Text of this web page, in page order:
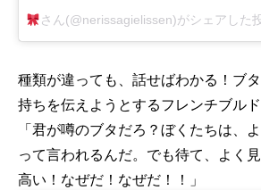
さん(@nerissagielissen)がシェアした
種類が違っても、話せばわかる！ブ
持ちを伝えようとするフレンチブルド
「君が噂のブタだろ？ぼくたちは、
って言われるんだ。でも待て、よく
高い！なぜだ！なぜだ！！」